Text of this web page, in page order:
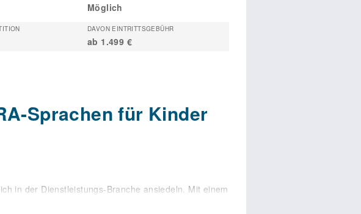
Möglich
DAVON EINTRITTSGEBÜHR
ab 1.499 €
Sprachen für Kinder
in der Dienstleistungs-Branche ansiedeln. Mit einem
Sprachen für Kinder einen hohen